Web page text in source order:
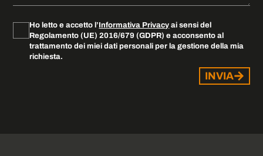
Ho letto e accetto l’Informativa Privacyai sensi del
Regolamento (UE) 2016/679 (GDPR) e acconsento al
trattamento dei miei dati personali per la gestione della mia
richiesta.
INVIA